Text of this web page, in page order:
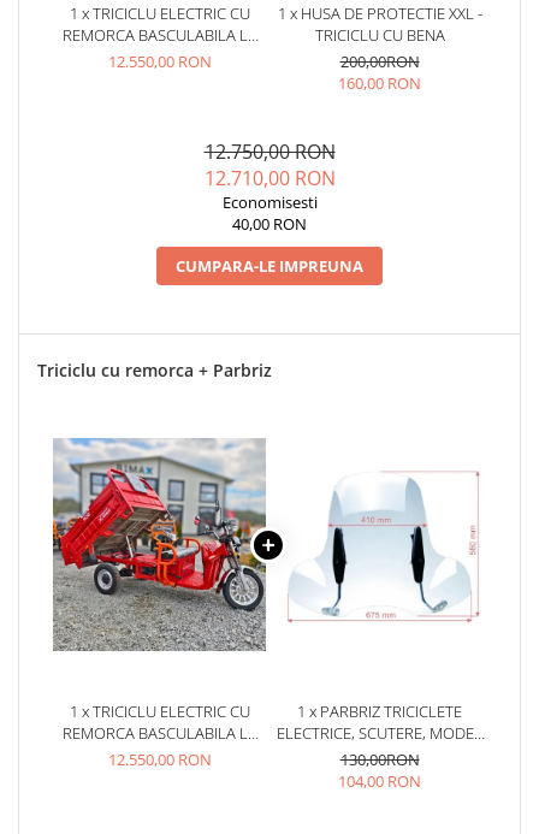
1 x TRICICLU ELECTRIC CU
REMORCA BASCULABILA LA
BUTON, 4000W, FARA PERMIS,
12.550,00 RON
1 x HUSA DE PROTECTIE XXL -
TRICICLU CU BENA
200,00RON
160,00 RON
12.750,00 RON
12.710,00 RON
Economisesti
40,00 RON
CUMPARA-LE IMPREUNA
Triciclu cu remorca + Parbriz
1 x TRICICLU ELECTRIC CU
REMORCA BASCULABILA LA
BUTON, 4000W, FARA PERMIS,
12.550,00 RON
1 x PARBRIZ TRICICLETE
ELECTRICE, SCUTERE, MODEL
RETRO, PRINDERE GHIDON
130,00RON
104,00 RON